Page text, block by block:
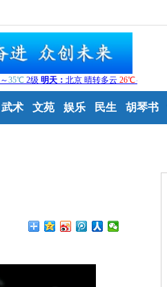
武术 文苑 娱乐 民生 胡琴书